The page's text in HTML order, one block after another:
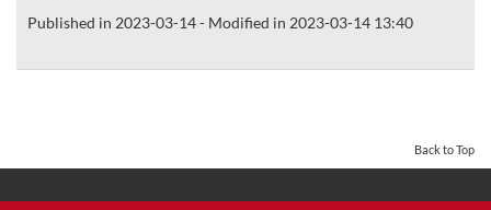
Published in 2023-03-14 - Modified in 2023-03-14 13:40
Back to Top